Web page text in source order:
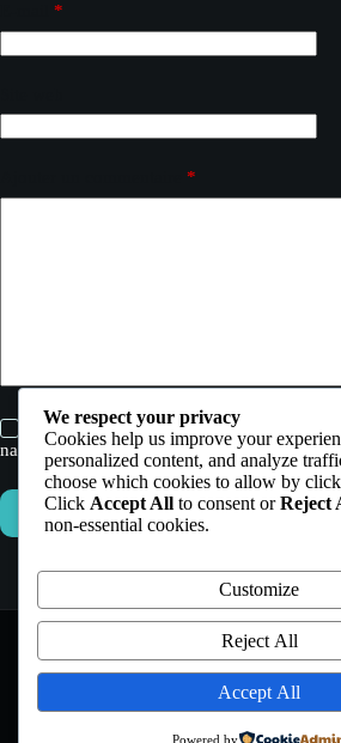
*
*
Enregistrer mon nom, mon e-mail et mon
navigateur pour mon prochain commentaire.
Laisser un commentaire
i
v
MENTIONS
We respect your privacy
Cookies help us improve your
personalized content, and analyze
choose which cookies to allow by
Click Accept All to consent orReject
non-essential cookies.
Customize
Reject All
Accept All
Powered by